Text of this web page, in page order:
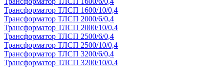
Трансформатор ТЛСП 1600/10/0,4
Трансформатор ТЛСП 2000/6/0,4
Трансформатор ТЛСП 2000/10/0,4
Трансформатор ТЛСП 2500/6/0,4
Трансформатор ТЛСП 2500/10/0,4
Трансформатор ТЛСП 3200/6/0,4
Трансформатор ТЛСП 3200/10/0,4